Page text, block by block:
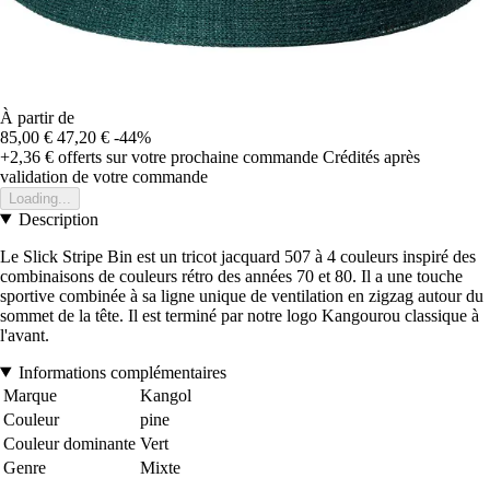
À partir de
85,00 € 47,20 € -44%
+2,36 € offerts sur votre prochaine commande Crédités après
validation de votre commande
Loading...
Description
Le Slick Stripe Bin est un tricot jacquard 507 à 4 couleurs inspiré des
combinaisons de couleurs rétro des années 70 et 80. Il a une touche
sportive combinée à sa ligne unique de ventilation en zigzag autour du
sommet de la tête. Il est terminé par notre logo Kangourou classique à
l'avant.
Informations complémentaires
Marque
Kangol
Couleur
pine
Couleur dominante Vert
Genre
Mixte